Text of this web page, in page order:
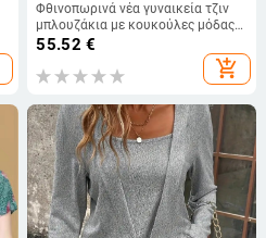
Φθινοπωρινά νέα γυναικεία τζιν
μπλουζάκια με κουκούλες μόδας
Μόδα τσέπη με φερμουάρ Φαρδιά
πουλόβερ Casual μακρυμάνικα
φούτερ High Street
55.52 €
add_shopping_cart